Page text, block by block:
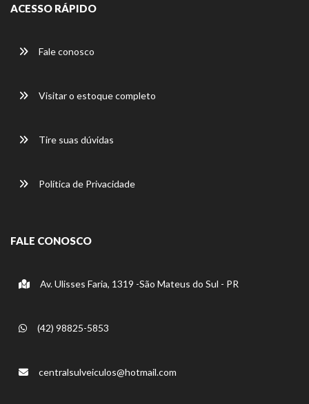
ACESSO RÁPIDO
Fale conosco
Visitar o estoque completo
Tire suas dúvidas
Política de Privacidade
FALE CONOSCO
Av. Ulisses Faria, 1319 -São Mateus do Sul - PR
(42) 98825-5853
centralsulveiculos@hotmail.com